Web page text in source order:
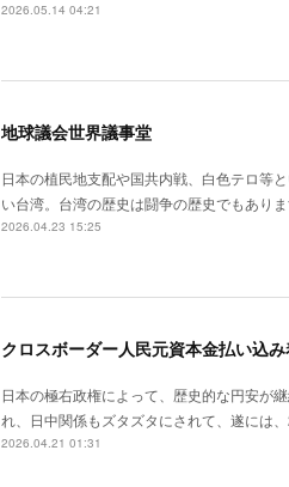
2026.05.14 04:21
地球議会世界議事堂
日本の植民地支配や国共内戦、白色テロ等
い台湾。台湾の歴史は闘争の歴史でもあり
2026.04.23 15:25
クロスボーダー人民元資本金払い込
日本の極右政権によって、歴史的な円安が
れ、日中関係もズタズタにされて、遂には
2026.04.21 01:31